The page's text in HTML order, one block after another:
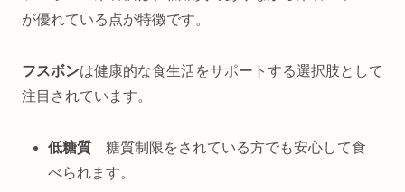
が優れている点が特徴です。
フスボンは健康的な食生活をサポートする選択肢として
注目されています。
低糖質糖質制限をされている方でも安心して食
べられます。